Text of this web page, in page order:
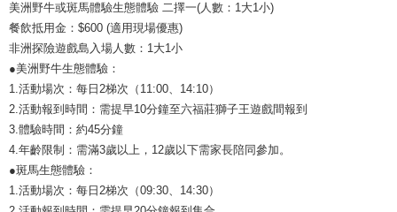
美洲野牛或斑馬體驗生態體驗 二擇一(人數：1大1小)
餐飲抵用金：$600 (適用現場優惠)
非洲探險遊戲島入場人數：1大1小
●美洲野牛生態體驗：
1.活動場次：每日2梯次（11:00、14:10）
2.活動報到時間：需提早10分鐘至六福莊獅子王遊戲間報到
3.體驗時間：約45分鐘
4.年齡限制：需滿3歲以上，12歲以下需家長陪同參加。
●斑馬生態體驗：
1.活動場次：每日2梯次（09:30、14:30）